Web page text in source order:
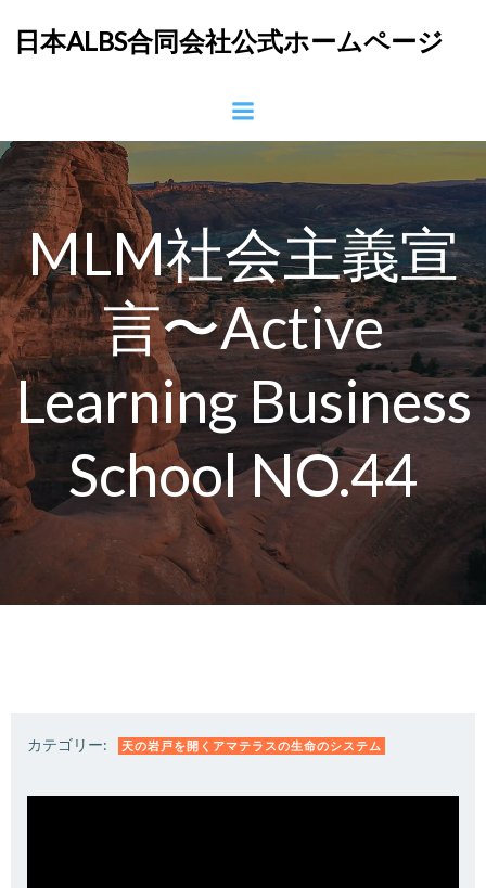
ン
ツ
へ
キ
ッ
プ
日本ALBS合同会社公式ホームページ
MLM社会主義宣
言〜Active
Learning Business
School NO.44
カテゴリー: 天の岩戸を開くアマテラスの生命のシステム